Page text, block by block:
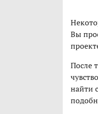
Вы
После
найти